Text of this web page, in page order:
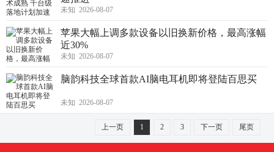
未知 2026-08-07
苹果大幅上调多款设备以旧换新价格，最高涨幅
近30%
未知 2026-08-07
脑韵科技全球首款AI脑电耳机即将登陆百思买
未知 2026-08-07
上一页 1 2 3 下一页 尾页